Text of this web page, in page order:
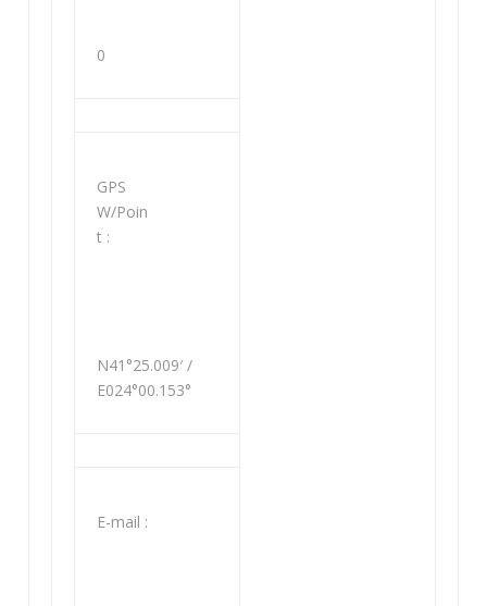
0
GPS
W/Poin
t :
N41°25.009′ /
E024°00.153°
Ε-mail :